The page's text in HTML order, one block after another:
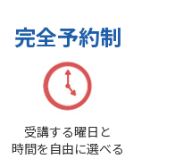
完全予約制
受講する曜日と
時間を自由に選べる